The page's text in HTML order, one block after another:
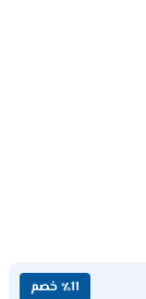
٪11 خصم